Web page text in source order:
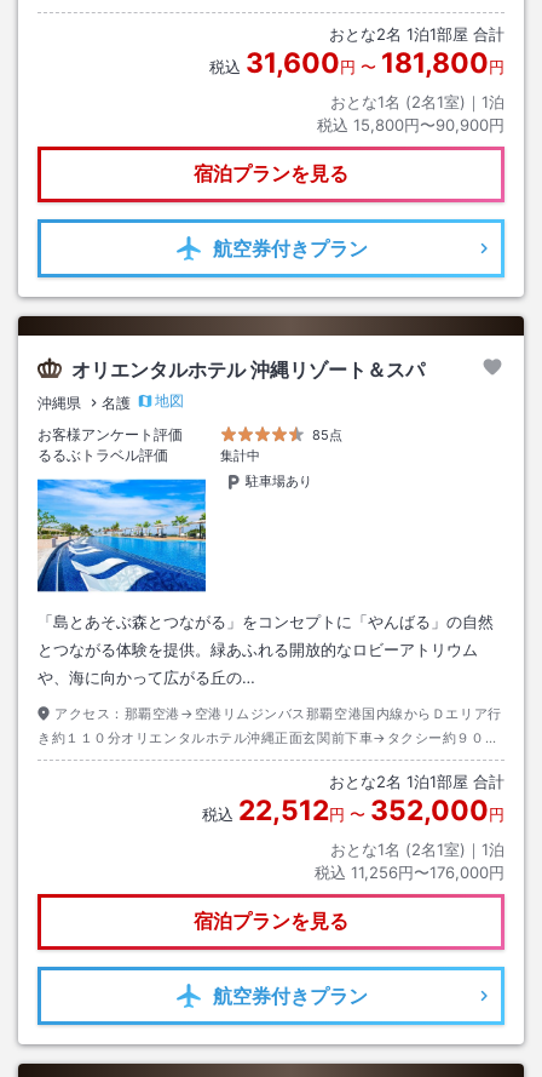
／沖縄エアポートシャトル
おとな2名 1泊1部屋 合計
税込 31,600円 〜 181,800円
おとな1名 (2名1室)｜ 1泊
税込 15,800円〜90,900円
宿泊プランを見る
航空券付きプラン
オリエンタルホテル 沖縄リゾート＆スパ
沖縄県 名護
地図
お客様アンケート評価
85点
るるぶトラベル評価
集計中
駐車場あり
「島とあそぶ森とつながる」をコンセプトに「やんばる」の自然
とつながる体験を提供。緑あふれる開放的なロビーアトリウム
や、海に向かって広がる丘の…
アクセス： 那覇空港→空港リムジンバス那覇空港国内線からＤエリア行
き約１１０分オリエンタルホテル沖縄正面玄関前下車→タクシー約９０分
沖縄エアポートシャトルかりゆしビーチ下車（送迎あり）到着後にホテル
おとな2名 1泊1部屋 合計
税込 22,512円 〜 352,000円
おとな1名 (2名1室)｜ 1泊
税込 11,256円〜176,000円
宿泊プランを見る
航空券付きプラン